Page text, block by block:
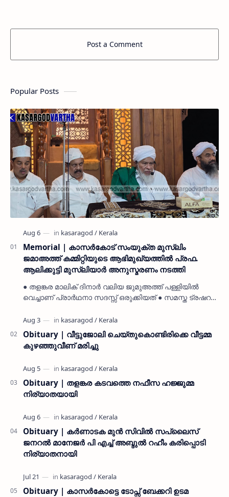
Post a Comment
Popular Posts
Memorial | കാസർകോട് സംയുക്ത മുസ്ലിം
ജമാഅത്ത് കമ്മിറ്റിയുടെ ആഭിമുഖ്യത്തിൽ പ്രഫ.
ആലിക്കുട്ടി മുസ്ലിയാർ അനുസ്മരണം നടത്തി
● തളങ്കര മാലിക് ദിനാർ വലിയ ജുമുഅത്ത് പള്ളിയിൽ
വെച്ചാണ് പ്രാർഥനാ സദസ്സ് ഒരുക്കിയത് ● സമസ്ത ട്രഷറർ
നൽകി കാസ…
Obituary | വീട്ടുജോലി ചെയ്തുകൊണ്ടിരിക്കെ വീട്ടമ്മ
കുഴഞ്ഞുവീണ് മരിച്ചു
Obituary | തളങ്കര കടവത്തെ നഫീസ ഹജ്ജുമ്മ
നിര്യാതയായി
Obituary | കർണാടക മുൻ സിവില്‍ സപ്ലൈസ്
ജനറൽ മാനേജർ പി എച്ച് അബ്ദുൽ റഹീം കരിപ്പൊടി
നിര്യാതനായി
Obituary | കാസർകോട്ടെ ടോപ്സ് ബേക്കറി ഉടമ